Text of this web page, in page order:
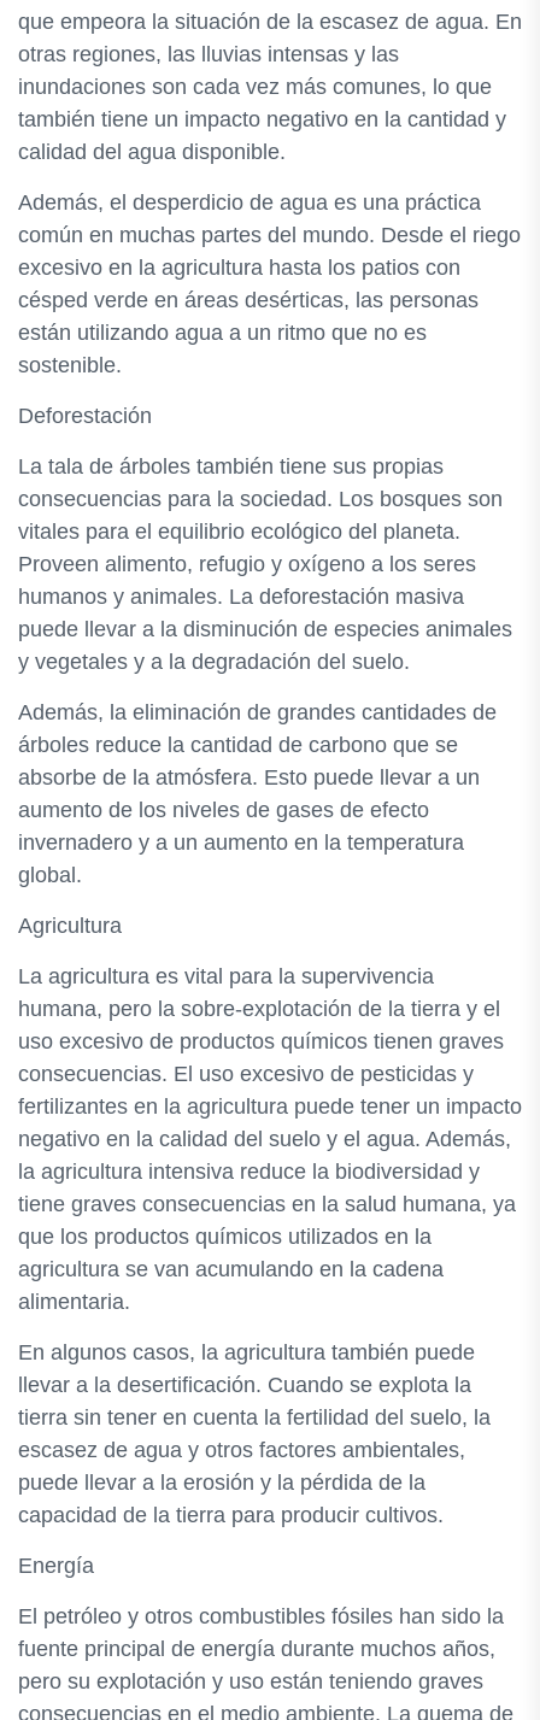
que empeora la situación de la escasez de agua. En
otras regiones, las lluvias intensas y las
inundaciones son cada vez más comunes, lo que
también tiene un impacto negativo en la cantidad y
calidad del agua disponible.
Además, el desperdicio de agua es una práctica
común en muchas partes del mundo. Desde el riego
excesivo en la agricultura hasta los patios con
césped verde en áreas desérticas, las personas
están utilizando agua a un ritmo que no es
sostenible.
Deforestación
La tala de árboles también tiene sus propias
consecuencias para la sociedad. Los bosques son
vitales para el equilibrio ecológico del planeta.
Proveen alimento, refugio y oxígeno a los seres
humanos y animales. La deforestación masiva
puede llevar a la disminución de especies animales
y vegetales y a la degradación del suelo.
Además, la eliminación de grandes cantidades de
árboles reduce la cantidad de carbono que se
absorbe de la atmósfera. Esto puede llevar a un
aumento de los niveles de gases de efecto
invernadero y a un aumento en la temperatura
global.
Agricultura
La agricultura es vital para la supervivencia
humana, pero la sobre-explotación de la tierra y el
uso excesivo de productos químicos tienen graves
consecuencias. El uso excesivo de pesticidas y
fertilizantes en la agricultura puede tener un impacto
negativo en la calidad del suelo y el agua. Además,
la agricultura intensiva reduce la biodiversidad y
tiene graves consecuencias en la salud humana, ya
que los productos químicos utilizados en la
agricultura se van acumulando en la cadena
alimentaria.
En algunos casos, la agricultura también puede
llevar a la desertificación. Cuando se explota la
tierra sin tener en cuenta la fertilidad del suelo, la
escasez de agua y otros factores ambientales,
puede llevar a la erosión y la pérdida de la
capacidad de la tierra para producir cultivos.
Energía
El petróleo y otros combustibles fósiles han sido la
fuente principal de energía durante muchos años,
pero su explotación y uso están teniendo graves
consecuencias en el medio ambiente. La quema de